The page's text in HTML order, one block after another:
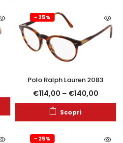
- 25%
Polo Ralph Lauren 2083
€114,00 – €140,00
Scopri
- 25%